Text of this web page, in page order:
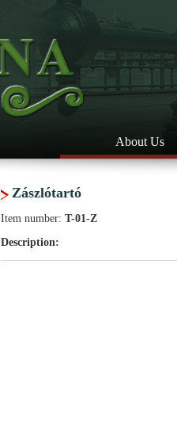
About Us
Zászlótartó
Item number: T-01-Z
Description: